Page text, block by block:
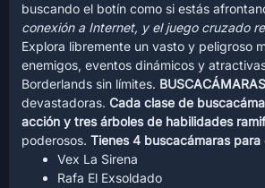
buscando el botín como si estás
conexión a Internet, y el juego cruzado
Explora libremente un vasto y peligroso
enemigos, eventos dinámicos y
Borderlands sin límites. BUSCACÁMARAS
devastadoras. Cada clase de
acción y tres árboles de habilidades
poderosos. Tienes 4 buscacámaras para
Vex La Sirena
Rafa El Exsoldado